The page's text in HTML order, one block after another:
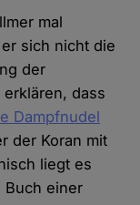
mal
sich nicht die
der
dass
Dampfnudel
der Koran mit
liegt es
Buch einer